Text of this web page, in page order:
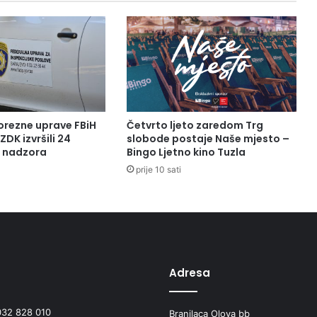
BORAČKO-
SOCIJALNU
ZAŠTITU
uprave FBiH
izvršili 24
Četvrto ljeto zaredom Trg
slobode postaje Naše mjesto –
Bingo Ljetno kino Tuzla
prije 10 sati
828 010
Adresa
Branilaca Olova bb